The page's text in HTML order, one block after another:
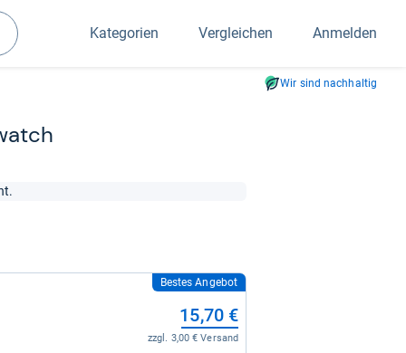
Kategorien Vergleichen Anmelden
Wir sind nachhaltig
Bestes Angebot
15,70 €
zzgl. 3,00 € Versand